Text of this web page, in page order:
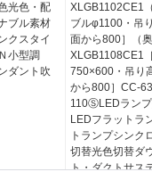
光色・配
ブル素材
クスタイ
小型調
ダント吹
XLGB1102CE1
ブルφ1100・吊
面から800］（奥
XLGB1108CE1
750×600・吊り
から800］CC-
110ⓈLEDランプ
LEDフラットラ
トランプシンク
切替光色切替ダ
ト・ダクトサス